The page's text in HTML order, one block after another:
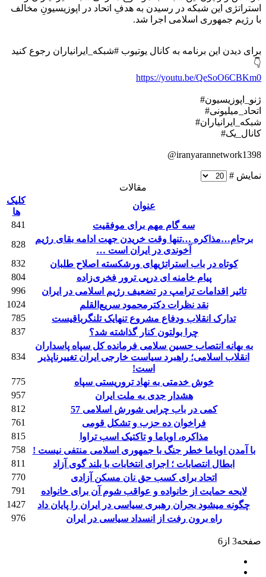
استراتژی این شبکه در رسیدن به هدفِ اتحاد در اپوزیسیونِ مخالف
با رژیم جمهوری اسلامی اجرا شد.
برای دیدن این برنامه به کانال یوتیوب #شبکه_ایرانیاران رجوع کنید
👇
https://youtu.be/QeSoO6CBKm0
#ژنو_اپوزیسیون
#اتحاد_میلیونی
#شبکه_ایرانیاران
#کانال_یک
@iranyarannetwork1398
نمایش #
مقالات
عنوان
کلیک
ها
سه گام مهم برای موفقیت
841
برجام…مذاکره …تنها وقت خریدن جهت ادامه بقای رژیم
آخوندی در ایران است …
828
کوتاه در باب استراتژیهای ورشکسته اصلاح طلبان
832
پیام خامنه ای درپی ترور فخری‌زاده
804
تاثیر اقدامات ترامپ در تضعیف رژیم اسلامی در ایران
996
نقد نظرات دکترمحمود سریع‌القلم
1024
تدارک انقلاب و‌دفاع مشروع تنهایک تلنگرباقیست
785
چرا بولتون کنار گذاشته شد؟
837
به بهانه انتصاب حسین سلامی فرمانده کل سپاه پاسداران
انقلاب اسلامی؛ راهبرد سیاست خارجی ایران تغییرناپذیر
است!
834
خوش خدمتی به نهاد تروریستی سپاه
775
هشدار جدی به ملت ایران
957
کمی در باب چرایی شورش اسلامی 57
812
فراخوان ده حزب و تشکل قومی
761
مذاکره، اوباما و تاکتیک اسب تراوا
815
با آمدن اوباما خطر جنگ با جمهوری اسلامی منتفی نیست !
758
ابطال انتصابات ؛ اجرای انتخابات با بلند گوی آزاد
811
اتحاد برای کسب حق نان مسکن آزادی
770
لایحه حمایت از خانواده و عواقب شوم آن برای خانواده
791
چگونه میشود بحران رهبری سیاسی در ایران را پایان داد
1427
راه برون رفت از انسداد سياسی در ايران
976
صفحه3 از6